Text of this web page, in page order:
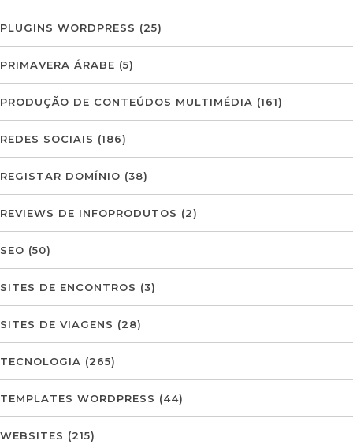
PLUGINS WORDPRESS (25)
PRIMAVERA ÁRABE (5)
PRODUÇÃO DE CONTEÚDOS MULTIMÉDIA (161)
REDES SOCIAIS (186)
REGISTAR DOMÍNIO (38)
REVIEWS DE INFOPRODUTOS (2)
SEO (50)
SITES DE ENCONTROS (3)
SITES DE VIAGENS (28)
TECNOLOGIA (265)
TEMPLATES WORDPRESS (44)
WEBSITES (215)